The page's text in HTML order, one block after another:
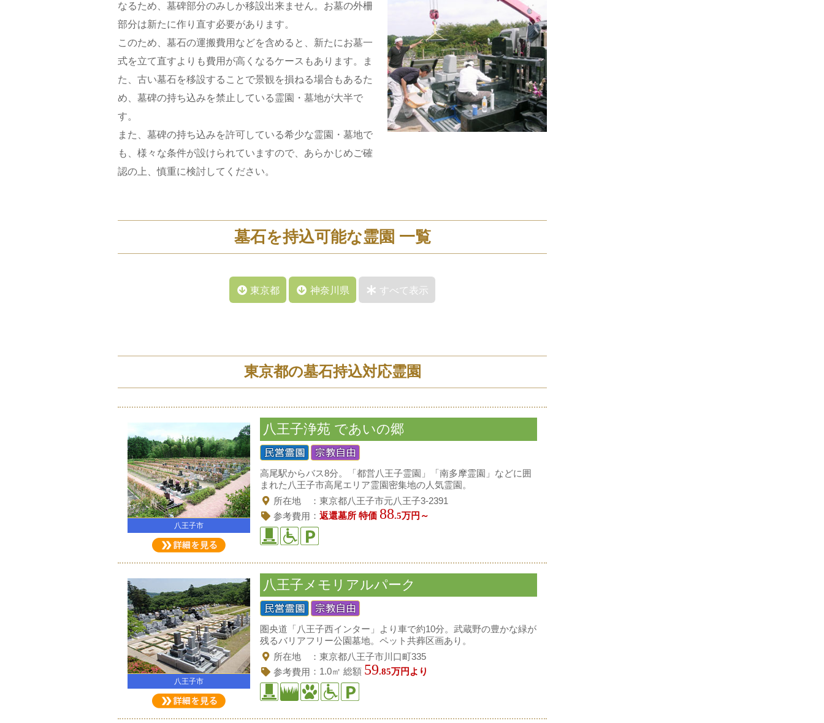
なるため、墓碑部分のみしか移設出来ません。お墓の外柵
部分は新たに作り直す必要があります。
このため、墓石の運搬費用などを含めると、新たにお墓一
式を立て直すよりも費用が高くなるケースもあります。ま
た、古い墓石を移設することで景観を損ねる場合もあるた
め、墓碑の持ち込みを禁止している霊園・墓地が大半で
す。
また、墓碑の持ち込みを許可している希少な霊園・墓地で
も、様々な条件が設けられていますので、あらかじめご確
認の上、慎重に検討してください。
墓石を持込可能な霊園 一覧
東京都 神奈川県 すべて表示
東京都の墓石持込対応霊園
八王子浄苑 であいの郷
八王子市
高尾駅からバス8分。「都営八王子霊園」「南多摩霊園」などに囲
まれた八王子市高尾エリア霊園密集地の人気霊園。
所在地
東京都八王子市元八王子3-2391
参考費用
返還墓所 特価 88.5万円～
八王子メモリアルパーク
八王子市
圏央道「八王子西インター」より車で約10分。武蔵野の豊かな緑が
残るバリアフリー公園墓地。ペット共葬区画あり。
所在地
東京都八王子市川口町335
参考費用
1.0㎡ 総額 59.85万円より